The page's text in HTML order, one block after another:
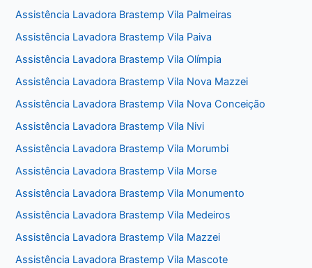
Assistência Lavadora Brastemp Vila Palmeiras
Assistência Lavadora Brastemp Vila Paiva
Assistência Lavadora Brastemp Vila Olímpia
Assistência Lavadora Brastemp Vila Nova Mazzei
Assistência Lavadora Brastemp Vila Nova Conceição
Assistência Lavadora Brastemp Vila Nivi
Assistência Lavadora Brastemp Vila Morumbi
Assistência Lavadora Brastemp Vila Morse
Assistência Lavadora Brastemp Vila Monumento
Assistência Lavadora Brastemp Vila Medeiros
Assistência Lavadora Brastemp Vila Mazzei
Assistência Lavadora Brastemp Vila Mascote